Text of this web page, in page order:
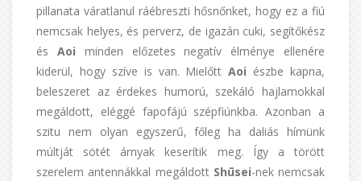
pillanata váratlanul ráébreszti hősnőnket, hogy ez a fiú
nemcsak helyes, és perverz, de igazán cuki, segítőkész
és Aoi minden előzetes negatív élménye ellenére
kiderül, hogy szíve is van. MielőttAoi észbe kapna,
beleszeret az érdekes humorú, szekáló hajlamokkal
megáldott, eléggé fapofájú szépfiúnkba. Azonban a
szitu nem olyan egyszerű, főleg ha daliás hímünk
múltját sötét árnyak keserítik meg. Így a törött
szerelem antennákkal megáldott Shūsei-nek nemcsak